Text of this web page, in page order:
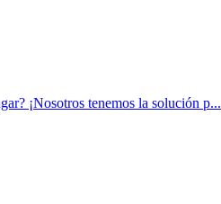
¡Nosotros tenemos la solución p...